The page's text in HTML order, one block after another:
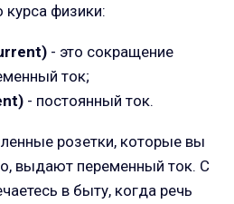
физики:
- это сокращение
ток;
- постоянный ток.
розетки, которые вы
выдают переменный ток. С
в быту, когда речь